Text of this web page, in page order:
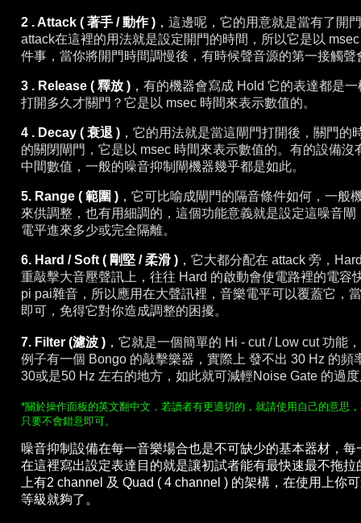
2 . Attack ( 著手 / 動作 ) ， 這邊呢，它的用意就是當有了開
attack在這裡的用法就是設定開門的時間，所以它是以
件事，當你將開門時間調慢後，有時候聲音源的第一接觸聲
3 . Release ( 釋放 ) ， 有的機器會寫成 Hold 它的表達都是
打開多久才關門？它是以 msec 時間來表示數值的。
4 . Decay ( 衰退 ) ， 它的用法就是當這閘門打開後，關門的
的關閉閘門，它是以 msec 時間來表示數值的。有的設備沒
中間數值，一般的噪音抑制閘機器幾乎都是如此。
5. Range ( 範圍 ) ， 它可比喻成閘門的隔音條件如何，一般
來供調整，也有用細調的，這個功能意義就是設定這噪音
電平進來多少或完全隔離。
6. Hard / Soft ( 剛堅 / 柔滑 ) ， 它大都分配在 attack 旁，
重敲擊大音壓聲訊上，往往 Hard 的啟動會使電路裡的電容
pi pai雜音，所以應用在大聲訊裡，音樂電平可以覆蓋它，
即可，免得它對你造成調整的困擾。
7. Filter (濾波 ) ， 它就是一個簡單的 Hi - cut / Low cut 功能
例子有一個 Bongo 的敲擊樂器，實際上 發不出 30 Hz 的頻
30或是50 Hz 左右的地方，如此就可減輕Noise Gate 的過
*關於操作面板的英文翻中文，若讀者有更適切的，就請使用自己的意思
只要不會錯意即可。
噪音抑制設備在每一音樂場合也是不可缺少的基本器材，
在這裡寫出設定表達目的就是讓初試者能有最快速最不拖
上有2 channel 及 Quad ( 4 channel ) 的架構，在使用上你
等級就夠了。